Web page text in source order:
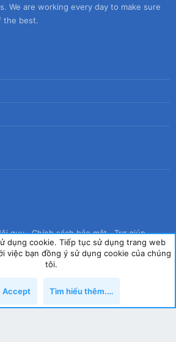
We are working every day to make sure
the best.
quy Chính sách bảo mật
Trợ giúp
by Tin học Thế hệ mới
dụng cookie. Tiếp tục sử dụng trang web
việc bạn đồng ý sử dụng cookie của chúng
tôi.
Accept Tìm hiểu thêm.…